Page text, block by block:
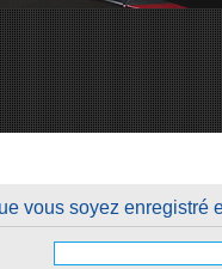
vous soyez enregistré